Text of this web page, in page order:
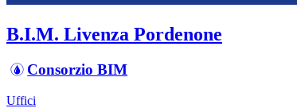
B.I.M. Livenza Pordenone
Consorzio BIM
Uffici